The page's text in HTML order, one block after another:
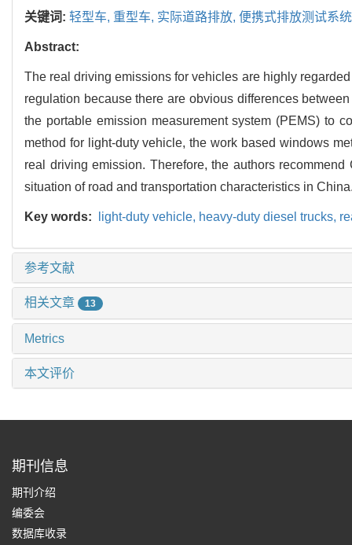
关键词: 轻型车, 重型车, 实际道路排放, 便携式排放测试系统
Abstract:
The real driving emissions for vehicles are highly
regulation because there are obvious differences
the portable emission measurement system (PEMS) to
method for light-duty vehicle, the work based windows
real driving emission. Therefore, the authors
situation of road and transportation characteristics in
Key words: light-duty vehicle, heavy-duty diesel trucks,
参考文献
相关文章 13
Metrics
本文评价
期刊信息
期刊介绍
编委会
数据库收录